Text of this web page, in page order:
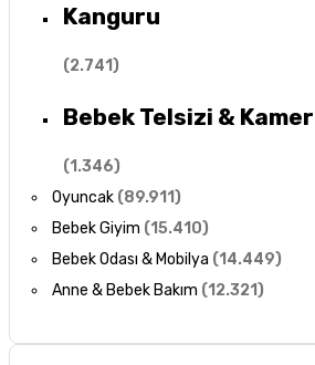
Kanguru
(2.741)
Bebek Telsizi &
(1.346)
Oyuncak (89.911)
Bebek Giyim (15.410)
Bebek Odası & Mobilya (14.449)
Anne & Bebek Bakım (12.321)